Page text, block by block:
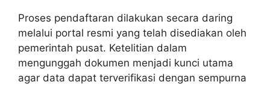
Proses pendaftaran dilakukan secara daring
melalui portal resmi yang telah disediakan oleh
pemerintah pusat. Ketelitian dalam
mengunggah dokumen menjadi kunci utama
agar data dapat terverifikasi dengan sempurna